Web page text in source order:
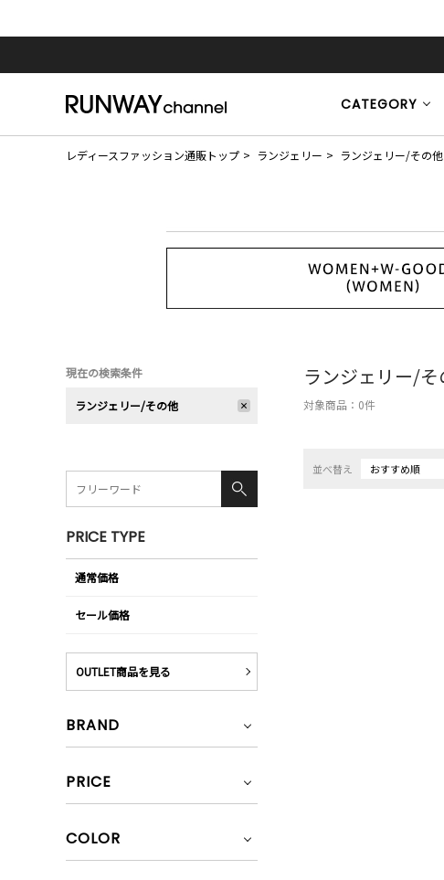
CATEGORY
レディースファッション通販トップ ランジェリー ランジェリー/その他
ランジェリー/そ
対象商品： 0件
並べ替え おすすめ順
現在の検索条件
ランジェリー/その他
PRICE TYPE
通常価格
セール価格
OUTLET商品を見る
BRAND
PRICE
COLOR